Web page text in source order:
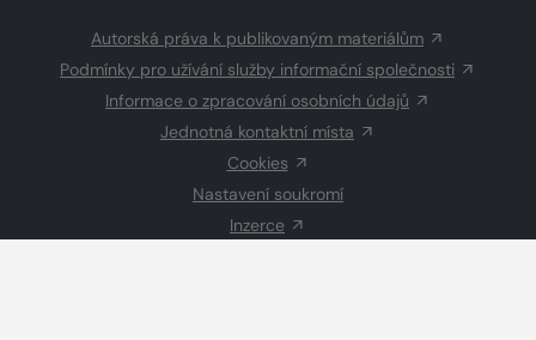
Autorská práva k publikovaným materiálům
Podmínky pro užívání služby informační společnosti
Informace o zpracování osobních údajů
Jednotná kontaktní místa
Cookies
Nastavení soukromí
Inzerce